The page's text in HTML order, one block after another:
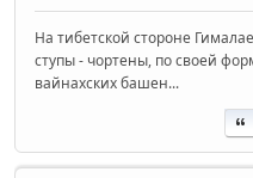
На тибетской стороне
ступы - чортены, по своей
вайнахских башен...